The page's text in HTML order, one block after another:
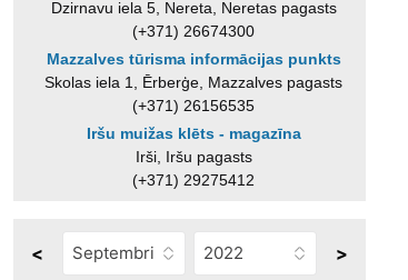
Dzirnavu iela 5, Nereta, Neretas pagasts
(+371) 26674300
Mazzalves tūrisma informācijas punkts
Skolas iela 1, Ērberģe, Mazzalves pagasts
(+371) 26156535
Iršu muižas klēts - magazīna
Irši, Iršu pagasts
(+371) 29275412
< >